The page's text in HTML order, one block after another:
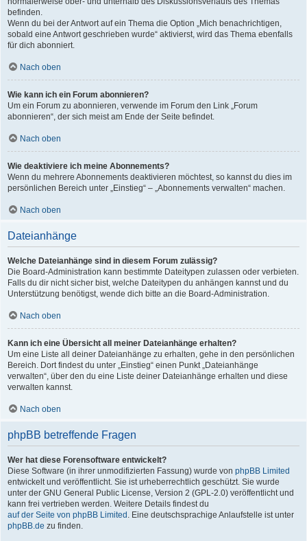
befinden.
Wenn du bei der Antwort auf ein Thema die Option „Mich benachrichtigen,
sobald eine Antwort geschrieben wurde“ aktivierst, wird das Thema ebenfalls
für dich abonniert.
Nach oben
Wie kann ich ein Forum abonnieren?
Um ein Forum zu abonnieren, verwende im Forum den Link „Forum
abonnieren“, der sich meist am Ende der Seite befindet.
Nach oben
Wie deaktiviere ich meine Abonnements?
Wenn du mehrere Abonnements deaktivieren möchtest, so kannst du dies im
persönlichen Bereich unter „Einstieg“ – „Abonnements verwalten“ machen.
Nach oben
Dateianhänge
Welche Dateianhänge sind in diesem Forum zulässig?
Die Board-Administration kann bestimmte Dateitypen zulassen oder verbieten.
Falls du dir nicht sicher bist, welche Dateitypen du anhängen kannst und du
Unterstützung benötigst, wende dich bitte an die Board-Administration.
Nach oben
Kann ich eine Übersicht all meiner Dateianhänge erhalten?
Um eine Liste all deiner Dateianhänge zu erhalten, gehe in den persönlichen
Bereich. Dort findest du unter „Einstieg“ einen Punkt „Dateianhänge
verwalten“, über den du eine Liste deiner Dateianhänge erhalten und diese
verwalten kannst.
Nach oben
phpBB betreffende Fragen
Wer hat diese Forensoftware entwickelt?
Diese Software (in ihrer unmodifizierten Fassung) wurde von phpBB Limited
entwickelt und veröffentlicht. Sie ist urheberrechtlich geschützt. Sie wurde
unter der GNU General Public License, Version 2 (GPL-2.0) veröffentlicht und
kann frei vertrieben werden. Weitere Details findest du
auf der Seite von phpBB Limited . Eine deutschsprachige Anlaufstelle ist unter
phpBB.de zu finden.